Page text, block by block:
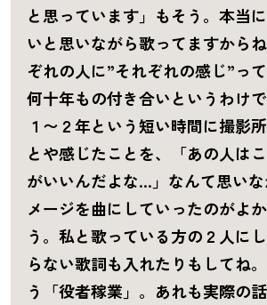
と思っています」もそう。本当
いと思いながら歌ってますから
ぞれの人に”それぞれの感じ”って
何十年もの付き合いというわけで
１〜２年という短い時間に撮影
とや感じたことを、「あの人は
がいいんだよな…」なんて思い
メージを曲にしていったのがよ
う。私と歌っている方の２人に
らない歌詞も入れたりもしてね
う「役者稼業」。あれも実際の